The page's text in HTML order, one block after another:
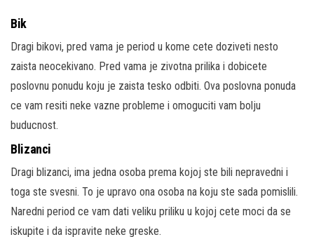
Bik
Dragi bikovi, pred vama je period u kome cete doziveti nesto
zaista neocekivano. Pred vama je zivotna prilika i dobicete
poslovnu ponudu koju je zaista tesko odbiti. Ova poslovna ponuda
ce vam resiti neke vazne probleme i omoguciti vam bolju
buducnost.
Blizanci
Dragi blizanci, ima jedna osoba prema kojoj ste bili nepravedni i
toga ste svesni. To je upravo ona osoba na koju ste sada pomislili.
Naredni period ce vam dati veliku priliku u kojoj cete moci da se
iskupite i da ispravite neke greske.